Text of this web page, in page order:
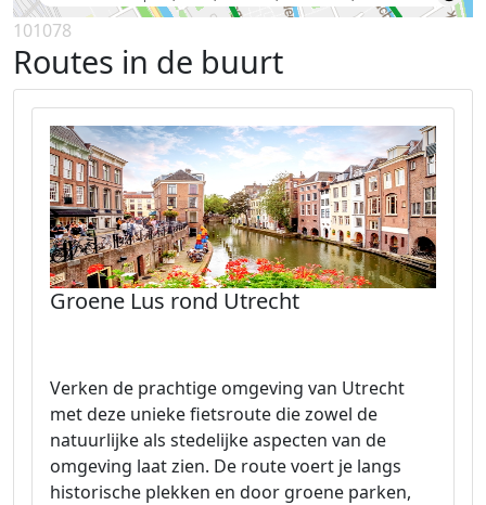
101078
Routes in de buurt
Groene Lus rond Utrecht
Verken de prachtige omgeving van Utrecht
met deze unieke fietsroute die zowel de
natuurlijke als stedelijke aspecten van de
omgeving laat zien. De route voert je langs
historische plekken en door groene parken,